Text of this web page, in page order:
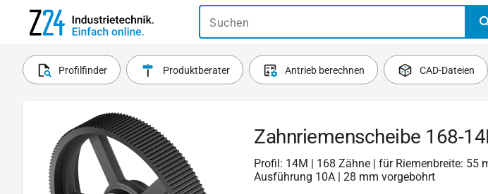
Suchen
Profilfinder Produktberater Antrieb berechnen CAD-Dateien
Zahnriemenscheibe 168-
Profil: 14M | 168 Zähne | für Riemenbreite: 55
Ausführung 10A | 28 mm vorgebohrt